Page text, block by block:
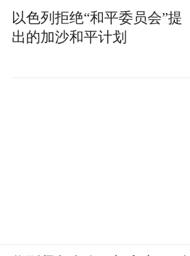
以色列拒绝“和平委员会”提
出的加沙和平计划